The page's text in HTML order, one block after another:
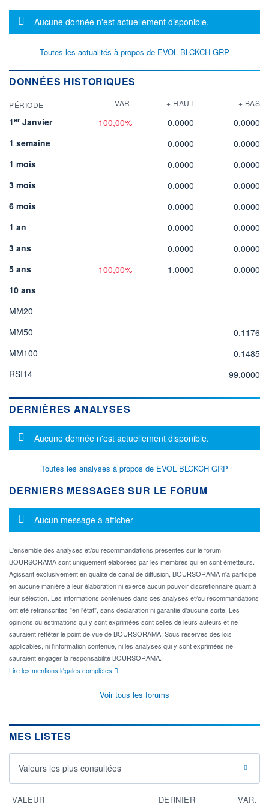
Message d'information
Aucune donnée n'est actuellement disponible.
Toutes les actualités à propos de EVOL BLCKCH GRP
DONNÉES HISTORIQUES
PÉRIODE VAR. + HAUT + BAS
1er Janvier -100,00% 0,0000
0,0000
1 semaine
- 0,0000
0,0000
1 mois
- 0,0000
0,0000
3 mois
- 0,0000
0,0000
6 mois
- 0,0000
0,0000
1 an
- 0,0000
0,0000
3 ans
- 0,0000
0,0000
5 ans
-100,00% 1,0000
0,0000
10 ans
- -
-
MM20
-
MM50
0,1176
MM100
0,1485
RSI14
99,0000
DERNIÈRES ANALYSES
Message d'information
Aucune donnée n'est actuellement disponible.
Toutes les analyses à propos de EVOL BLCKCH GRP
DERNIERS MESSAGES SUR LE FORUM
Message d'information
Aucun message à afficher
L'ensemble des analyses et/ou recommandations présentes sur le forum
BOURSORAMA sont uniquement élaborées par les membres qui en sont émetteurs.
Agissant exclusivement en qualité de canal de diffusion, BOURSORAMA n'a participé
en aucune manière à leur élaboration ni exercé aucun pouvoir discrétionnaire quant à
leur sélection. Les informations contenues dans ces analyses et/ou recommandations
ont été retranscrites "en l'état", sans déclaration ni garantie d'aucune sorte. Les
opinions ou estimations qui y sont exprimées sont celles de leurs auteurs et ne
sauraient refléter le point de vue de BOURSORAMA. Sous réserves des lois
applicables, ni l'information contenue, ni les analyses qui y sont exprimées ne
sauraient engager la responsabilité BOURSORAMA.
Lire les mentions légales complètes
Voir tous les forums
MES LISTES
Valeurs les plus consultées
VALEUR DERNIER VAR.